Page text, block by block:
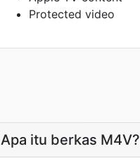
Protected video
Apa itu berkas M4V?